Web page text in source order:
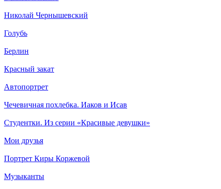
Николай Чернышевский
Голубь
Берлин
Красный закат
Автопортрет
Чечевичная похлебка. Иаков и Исав
Студентки. Из серии «Красивые девушки»
Мои друзья
Портрет Киры Коржевой
Музыканты